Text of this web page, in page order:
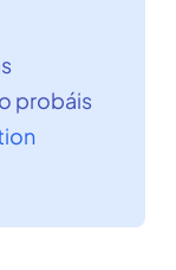
probáis